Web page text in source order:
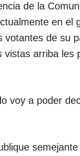
de la
en el
votantes de su
arriba les
voy a poder